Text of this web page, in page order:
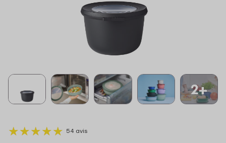
2+
★★★★★
★★★★★ 54 avis